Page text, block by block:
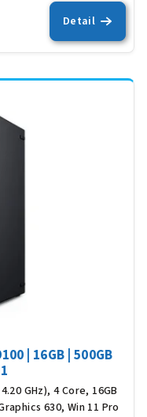
Detail
| 16GB | 500GB
GHz), 4 Core, 16GB
630, Win 11 Pro